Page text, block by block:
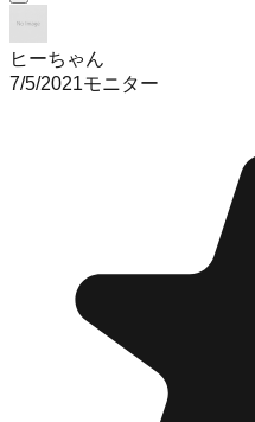
ヒーちゃん
7/5/2021モニター